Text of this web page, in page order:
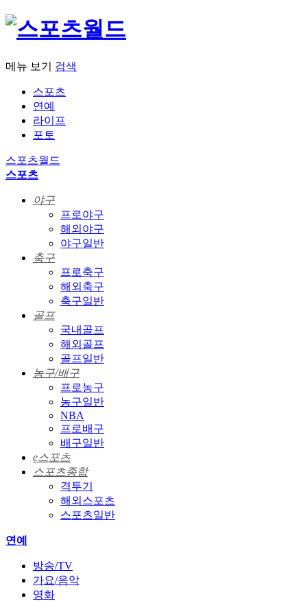
메뉴 보기 검색
스포츠
연예
라이프
포토
스포츠월드
스포츠
야구
프로야구
해외야구
야구일반
축구
프로축구
해외축구
축구일반
골프
국내골프
해외골프
골프일반
농구/배구
프로농구
농구일반
NBA
프로배구
배구일반
e스포츠
스포츠종합
격투기
해외스포츠
스포츠일반
연예
방송/TV
가요/음악
영화